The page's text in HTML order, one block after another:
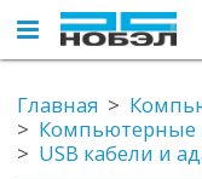
Главная
Компьютерные
USB кабели и